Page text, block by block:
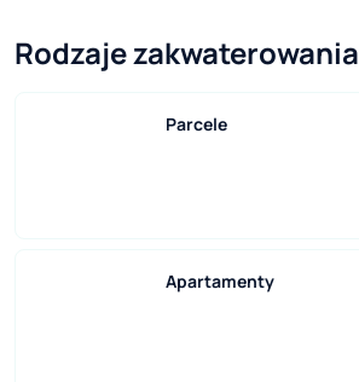
Rodzaje zakwaterowania
Parcele
Apartamenty